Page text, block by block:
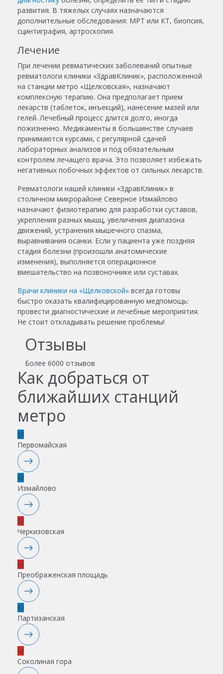
развития. В тяжелых случаях назначаются
дополнительные обследования: МРТ или КТ, биопсия,
сцинтиграфия, артроскопия.
Лечение
При лечении ревматических заболеваний опытные
ревматологи клиники «ЗдравКлиник», расположенной
на станции метро «Щелковская», назначают
комплексную терапию. Она предполагает прием
лекарств (таблеток, инъекций), нанесение мазей или
гелей. Лечебный процесс длится долго, иногда
пожизненно. Медикаменты в большинстве случаев
принимаются курсами, с регулярной сдачей
лабораторных анализов и под обязательным
контролем лечащего врача. Это позволяет избежать
негативных побочных эффектов от сильных лекарств.
Ревматологи нашей клиники «ЗдравКлиник» в
столичном микрорайоне Северное Измайлово
назначают физиотерапию для разработки суставов,
укрепления разных мышц, увеличения диапазона
движений, устранения мышечного спазма,
выравнивания осанки. Если у пациента уже поздняя
стадия болезни (произошли анатомические
изменения), выполняется операционное
вмешательство на позвоночнике или суставах.
Врачи клиники на «Щелковской» всегда готовы
быстро оказать квалифицированную медпомощь:
провести диагностические и лечебные мероприятия.
Не стоит откладывать решение проблемы!
Отзывы
Более 6000 отзывов
Как добраться от
ближайших станций
метро
M
Первомайская
M
Измайлово
M
Черкизовская
M
Преображенская площадь
M
Партизанская
M
Соколиная гора